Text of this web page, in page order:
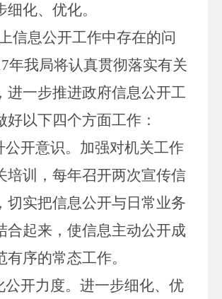
化、优化。
信息公开工作中存在的问
年我局将认真贯彻落实有关
进一步推进政府信息公开工
好以下四个方面工作：
公开意识。加强对机关工作
培训，每年召开两次宣传信
切实把信息公开与日常业务
合起来，使信息主动公开成
有序的常态工作。
公开力度。进一步细化、优